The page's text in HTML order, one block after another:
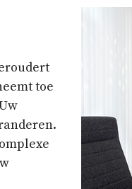
toe